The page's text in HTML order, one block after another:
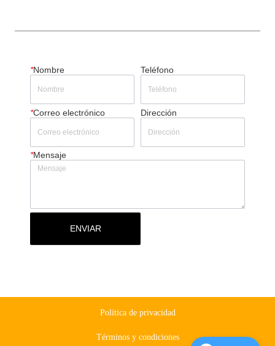
*Nombre Teléfono
*Correo electrónico Dirección
*Mensaje
ENVIAR
Política de privacidad
Términos y condiciones